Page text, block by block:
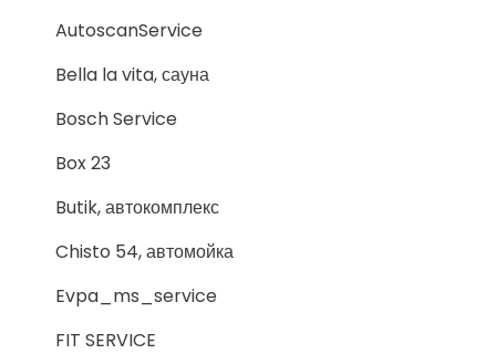
AutoscanService
Bella la vita, сауна
Bosch Service
Box 23
Butik, автокомплекс
Chisto 54, автомойка
Evpa_ms_service
FIT SERVICE